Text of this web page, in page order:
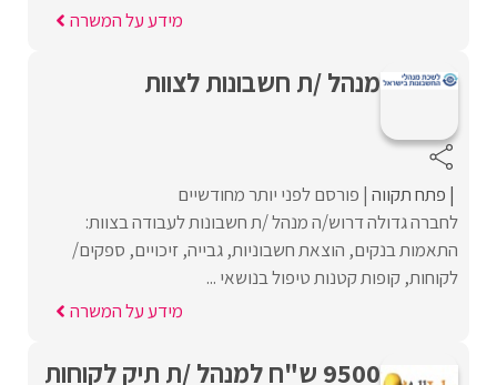
מידע על המשרה
מנהל /ת חשבונות לצוות
פתח תקווה פורסם לפני יותר מחודשיים
לחברה גדולה דרוש/ה מנהל /ת חשבונות לעבודה בצוות:
התאמות בנקים, הוצאת חשבוניות, גבייה, זיכויים, ספקים/
לקוחות, קופות קטנות טיפול בנושאי ...
מידע על המשרה
9500 ש"ח למנהל /ת תיק לקוחות